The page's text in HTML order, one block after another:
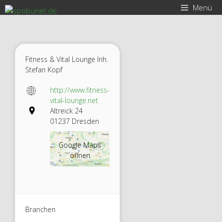
Zum
Inhalt
Menü
Fitness & Vital Lounge Inh.
Stefan Kopf
http://www.fitness-
vital-lounge.net
Altreick 24
01237 Dresden
Google Maps
öffnen
Branchen
SPORT
& REHA
E –